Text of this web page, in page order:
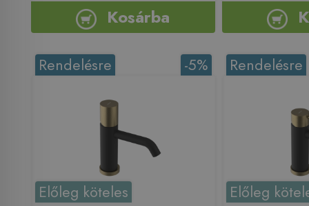
Kosárba
-5%
Rendelésre
Előleg köteles
Rendelésre
Előleg